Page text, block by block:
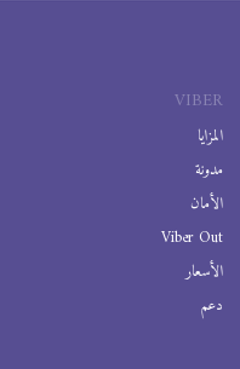
VIBER
المزايا
مدونة
الأمان
Viber Out
الأسعار
دعم